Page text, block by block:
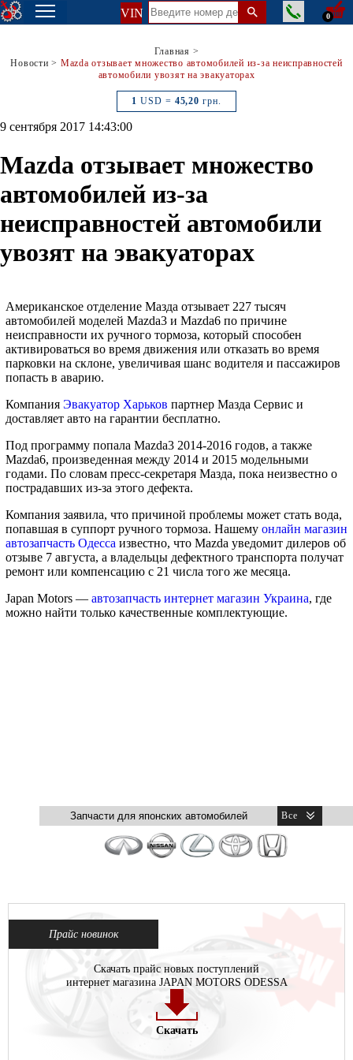
VIN 0
Главная >
Новости > Mazda отзывает множество автомобилей из-за неисправностей
автомобили увозят на эвакуаторах
1 USD = 45,20 грн.
9 сентября 2017 14:43:00
Mazda отзывает множество
автомобилей из-за
неисправностей автомобили
увозят на эвакуаторах
Американское отделение Мазда отзывает 227 тысяч
автомобилей моделей Mazda3 и Mazda6 по причине
неисправности их ручного тормоза, который способен
активироваться во время движения или отказать во время
парковки на склоне, увеличивая шанс водителя и пассажиров
попасть в аварию.
Компания Эвакуатор Харьков партнер Мазда Сервис и
доставляет авто на гарантии бесплатно.
Под программу попала Mazda3 2014-2016 годов, а также
Mazda6, произведенная между 2014 и 2015 модельными
годами. По словам пресс-секретаря Мазда, пока неизвестно о
пострадавших из-за этого дефекта.
Компания заявила, что причиной проблемы может стать вода,
попавшая в суппорт ручного тормоза. Нашему онлайн магазин
автозапчасть Одесса известно, что Mazda уведомит дилеров об
отзыве 7 августа, а владельцы дефектного транспорта получат
ремонт или компенсацию с 21 числа того же месяца.
Japan Motors — автозапчасть интернет магазин Украина, где
можно найти только качественные комплектующие.
Прайс новинок
Скачать прайс новых поступлений
интернет магазина JAPAN MOTORS ODESSA
Скачать